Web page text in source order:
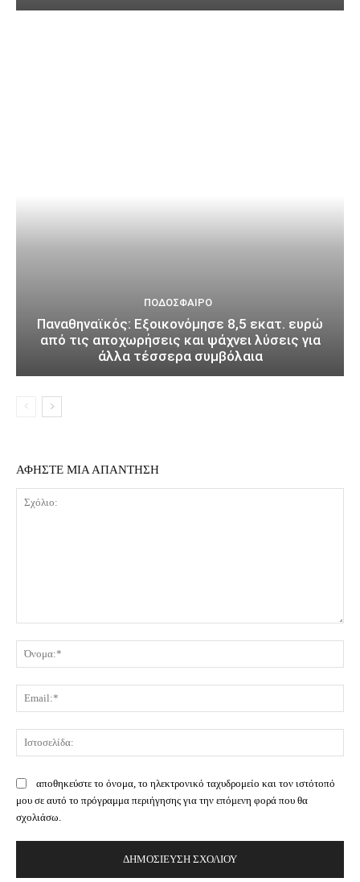
ΠΟΔΌΣΦΑΙΡΟ
Παναθηναϊκός: Εξοικονόμησε 8,5 εκατ. ευρώ
από τις αποχωρήσεις και ψάχνει λύσεις για
άλλα τέσσερα συμβόλαια
ΑΦΗΣΤΕ ΜΙΑ ΑΠΑΝΤΗΣΗ
αποθηκεύστε το όνομα, το ηλεκτρονικό ταχυδρομείο και τον ιστότοπό
μου σε αυτό το πρόγραμμα περιήγησης για την επόμενη φορά που θα
σχολιάσω.